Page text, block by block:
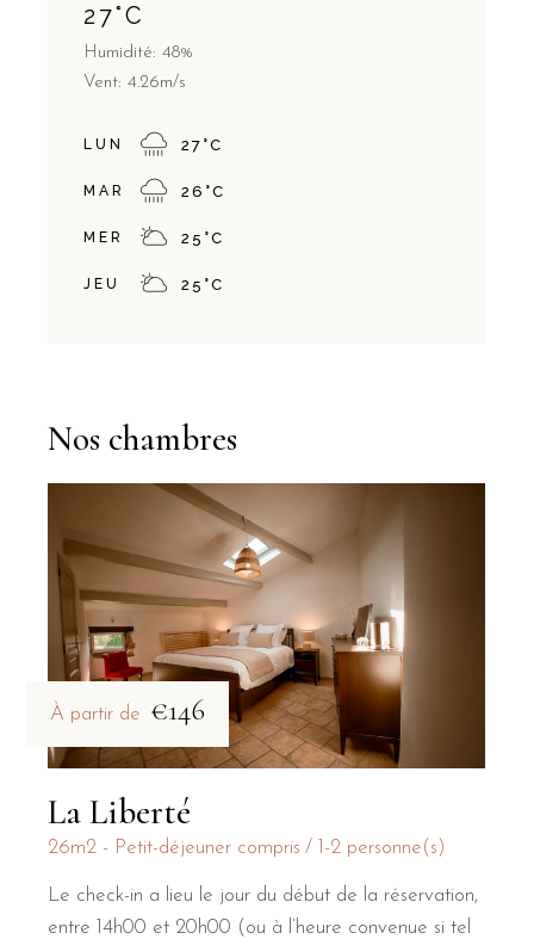
27°C
Humidité: 48%
Vent: 4.26m/s
LUN 27 °C
MAR 26 °C
MER 25 °C
JEU 25 °C
Nos chambres
À partir de €146
La Liberté
26m2 - Petit-déjeuner compris 1-2 personne(s)
Le check-in a lieu le jour du début de la réservation,
entre 14h00 et 20h00 (ou à l’heure convenue si tel